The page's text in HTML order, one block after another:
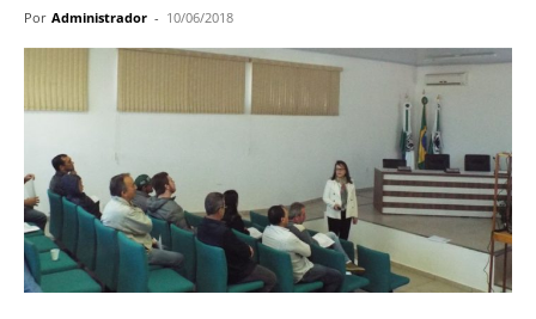
Por Administrador - 10/06/2018